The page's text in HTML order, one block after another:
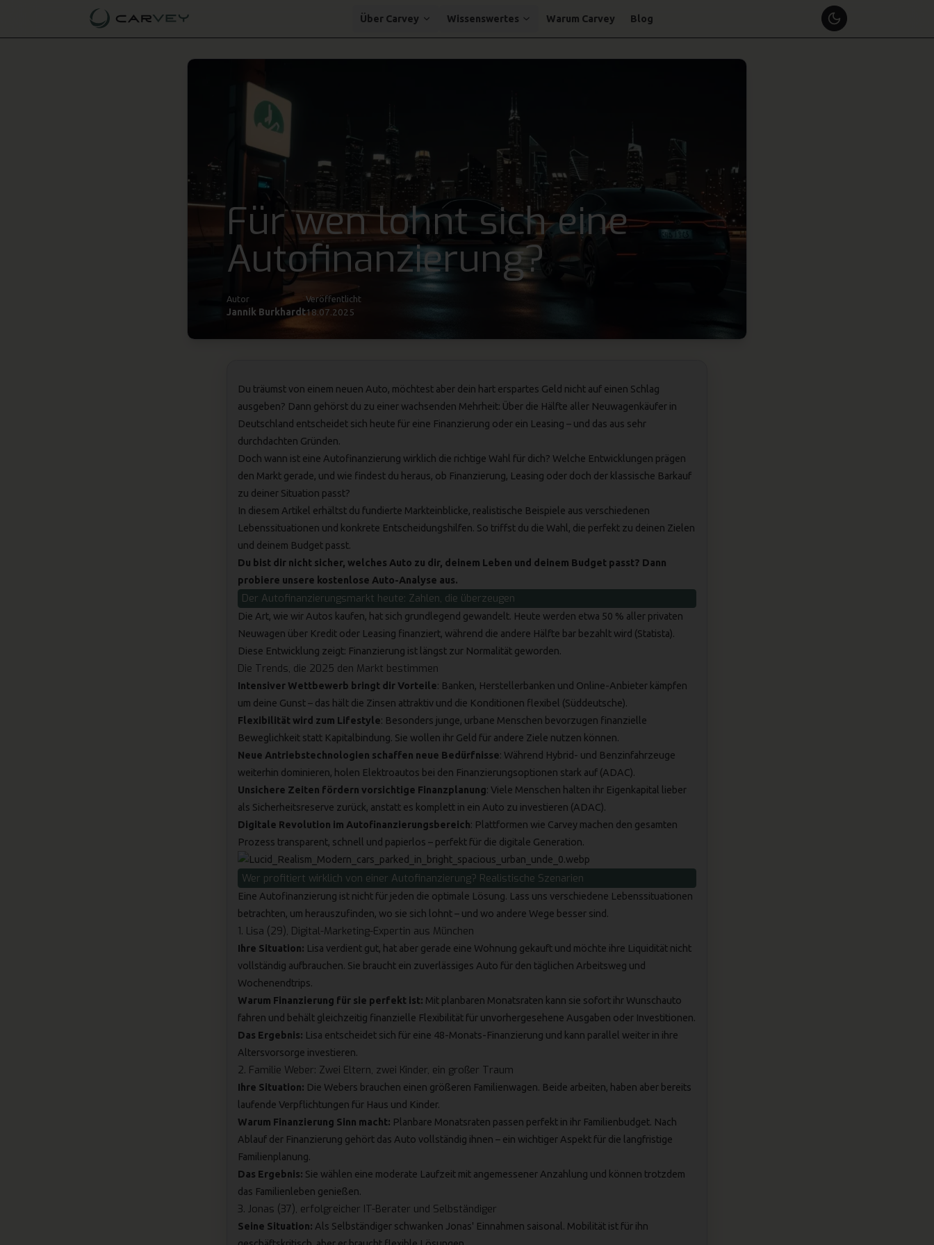
Über Carvey Wissenswertes Warum Carvey Blog
Für wen lohnt sich eine
Autofinanzierung?
Autor
Jannik Burkhardt
Veröffentlicht
18.07.2025
Du träumst von einem neuen Auto, möchtest aber dein hart erspartes Geld nicht auf einen Schlag
ausgeben? Dann gehörst du zu einer wachsenden Mehrheit: Über die Hälfte aller Neuwagenkäufer in
Deutschland entscheidet sich heute für eine Finanzierung oder ein Leasing – und das aus sehr
durchdachten Gründen.
Doch wann ist eine Autofinanzierung wirklich die richtige Wahl für dich? Welche Entwicklungen prägen
den Markt gerade, und wie findest du heraus, ob Finanzierung, Leasing oder doch der klassische Barkauf
zu deiner Situation passt?
In diesem Artikel erhältst du fundierte Markteinblicke, realistische Beispiele aus verschiedenen
Lebenssituationen und konkrete Entscheidungshilfen. So triffst du die Wahl, die perfekt zu deinen Zielen
und deinem Budget passt.
Du bist dir nicht sicher, welches Auto zu dir, deinem Leben und deinem Budget passt? Dann
probiere unsere kostenlose Auto-Analyse aus.
Der Autofinanzierungsmarkt heute: Zahlen, die überzeugen
Die Art, wie wir Autos kaufen, hat sich grundlegend gewandelt. Heute werden etwa 50 % aller privaten
Neuwagen über Kredit oder Leasing finanziert, während die andere Hälfte bar bezahlt wird (Statista).
Diese Entwicklung zeigt: Finanzierung ist längst zur Normalität geworden.
Die Trends, die 2025 den Markt bestimmen
Intensiver Wettbewerb bringt dir Vorteile: Banken, Herstellerbanken und Online-Anbieter kämpfen
um deine Gunst – das hält die Zinsen attraktiv und die Konditionen flexibel (Süddeutsche).
Flexibilität wird zum Lifestyle: Besonders junge, urbane Menschen bevorzugen finanzielle
Beweglichkeit statt Kapitalbindung. Sie wollen ihr Geld für andere Ziele nutzen können.
Neue Antriebstechnologien schaffen neue Bedürfnisse: Während Hybrid- und Benzinfahrzeuge
weiterhin dominieren, holen Elektroautos bei den Finanzierungsoptionen stark auf (ADAC).
Unsichere Zeiten fördern vorsichtige Finanzplanung: Viele Menschen halten ihr Eigenkapital lieber
als Sicherheitsreserve zurück, anstatt es komplett in ein Auto zu investieren (ADAC).
Digitale Revolution im Autofinanzierungsbereich: Plattformen wie Carvey machen den gesamten
Prozess transparent, schnell und papierlos – perfekt für die digitale Generation.
Wer profitiert wirklich von einer Autofinanzierung? Realistische Szenarien
Eine Autofinanzierung ist nicht für jeden die optimale Lösung. Lass uns verschiedene Lebenssituationen
betrachten, um herauszufinden, wo sie sich lohnt – und wo andere Wege besser sind.
1. Lisa (29), Digital-Marketing-Expertin aus München
Ihre Situation: Lisa verdient gut, hat aber gerade eine Wohnung gekauft und möchte ihre Liquidität nicht
vollständig aufbrauchen. Sie braucht ein zuverlässiges Auto für den täglichen Arbeitsweg und
Wochenendtrips.
Warum Finanzierung für sie perfekt ist: Mit planbaren Monatsraten kann sie sofort ihr Wunschauto
fahren und behält gleichzeitig finanzielle Flexibilität für unvorhergesehene Ausgaben oder Investitionen.
Das Ergebnis: Lisa entscheidet sich für eine 48-Monats-Finanzierung und kann parallel weiter in ihre
Altersvorsorge investieren.
2. Familie Weber: Zwei Eltern, zwei Kinder, ein großer Traum
Ihre Situation: Die Webers brauchen einen größeren Familienwagen. Beide arbeiten, haben aber bereits
laufende Verpflichtungen für Haus und Kinder.
Warum Finanzierung Sinn macht: Planbare Monatsraten passen perfekt in ihr Familienbudget. Nach
Ablauf der Finanzierung gehört das Auto vollständig ihnen – ein wichtiger Aspekt für die langfristige
Familienplanung.
Das Ergebnis: Sie wählen eine moderate Laufzeit mit angemessener Anzahlung und können trotzdem
das Familienleben genießen.
3. Jonas (37), erfolgreicher IT-Berater und Selbständiger
Seine Situation: Als Selbständiger schwanken Jonas' Einnahmen saisonal. Mobilität ist für ihn